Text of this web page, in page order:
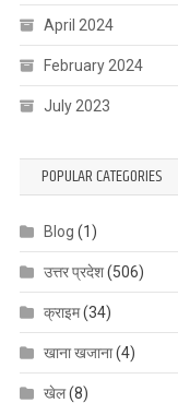
April 2024
February 2024
July 2023
POPULAR CATEGORIES
Blog (1)
उत्तर प्रदेश(506)
क्राइम(34)
खाना खजाना(4)
खेल(8)